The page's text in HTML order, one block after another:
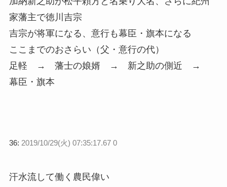
家藩主で徳川吉宗
吉宗が将軍になる、意行も幕臣・旗本になる
ここまでのおさらい（父・意行の代）
足軽 → 藩士の娘婿 → 新之助の側近 →
幕臣・旗本
36: 2019/10/29(火) 07:35:17.67 0
汗水流して働く農民偉い